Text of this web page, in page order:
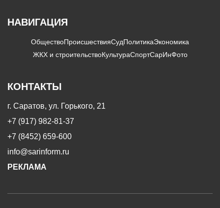
НАВИГАЦИЯ
ОбществоПроисшествияСудПолитикаЭкономика
ЖКХ и строительствоКультураСпортСарИнФото
КОНТАКТЫ
г. Саратов, ул. Горького, 21
+7 (917) 982-81-37
+7 (8452) 659-600
info@sarinform.ru
РЕКЛАМА